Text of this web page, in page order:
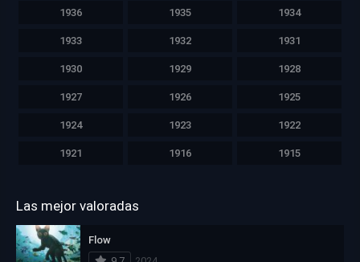
1936 1935 1934
1933 1932 1931
1930 1929 1928
1927 1926 1925
1924 1923 1922
1921 1916 1915
Las mejor valoradas
Flow